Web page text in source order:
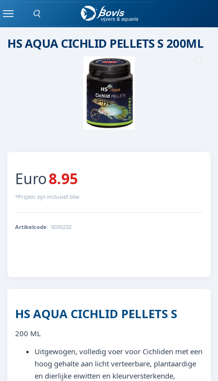
Zoeken
MenuDroog voer
HS AQUA CICHLID PELLETS S 200ML
Euro8.95
*Prijzen zijn inclusief btw
Artikelcode: 0030232
HS AQUA CICHLID PELLETS S
200 ML
Uitgewogen, volledig voer voor Cichliden met een
hoog gehalte aan licht verteerbare, plantaardige
en dierlijke eiwitten en kleurversterkende,